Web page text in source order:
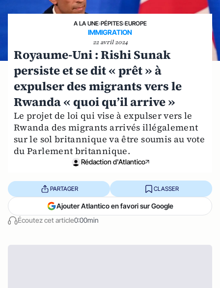
A LA UNE›PÉPITES›EUROPE
IMMIGRATION
22 avril 2024
Royaume-Uni : Rishi Sunak
persiste et se dit « prêt » à
expulser des migrants vers le
Rwanda « quoi qu’il arrive »
Le projet de loi qui vise à expulser vers le
Rwanda des migrants arrivés illégalement
sur le sol britannique va être soumis au vote
du Parlement britannique.
Rédaction d'Atlantico
Écoutez cet article0:00min
PARTAGER CLASSER
Ajouter Atlantico en favori sur Google